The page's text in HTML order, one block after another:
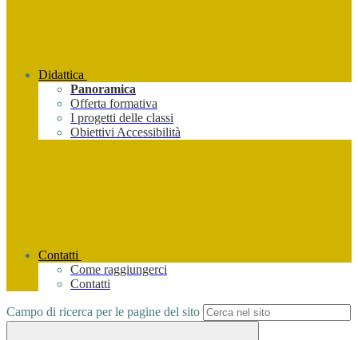
Didattica
Panoramica
Offerta formativa
I progetti delle classi
Obiettivi Accessibilità
Contatti
Come raggiungerci
Contatti
Campo di ricerca per le pagine del sito